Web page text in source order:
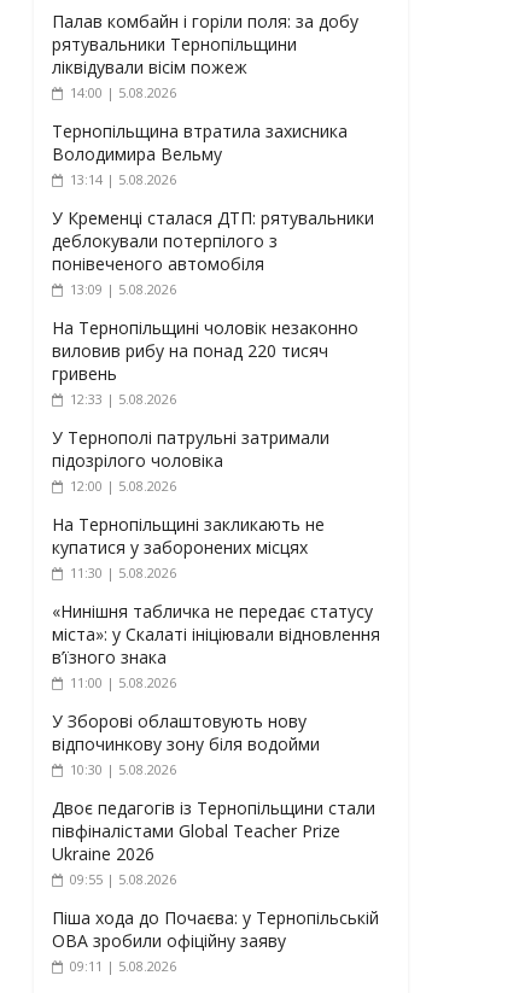
Палав комбайн і горіли поля: за добу
рятувальники Тернопільщини
ліквідували вісім пожеж
14:00 | 5.08.2026
Тернопільщина втратила захисника
Володимира Вельму
13:14 | 5.08.2026
У Кременці сталася ДТП: рятувальники
деблокували потерпілого з
понівеченого автомобіля
13:09 | 5.08.2026
На Тернопільщині чоловік незаконно
виловив рибу на понад 220 тисяч
гривень
12:33 | 5.08.2026
У Тернополі патрульні затримали
підозрілого чоловіка
12:00 | 5.08.2026
На Тернопільщині закликають не
купатися у заборонених місцях
11:30 | 5.08.2026
«Нинішня табличка не передає статусу
міста»: у Скалаті ініціювали відновлення
в’їзного знака
11:00 | 5.08.2026
У Зборові облаштовують нову
відпочинкову зону біля водойми
10:30 | 5.08.2026
Двоє педагогів із Тернопільщини стали
півфіналістами Global Teacher Prize
Ukraine 2026
09:55 | 5.08.2026
Піша хода до Почаєва: у Тернопільській
ОВА зробили офіційну заяву
09:11 | 5.08.2026